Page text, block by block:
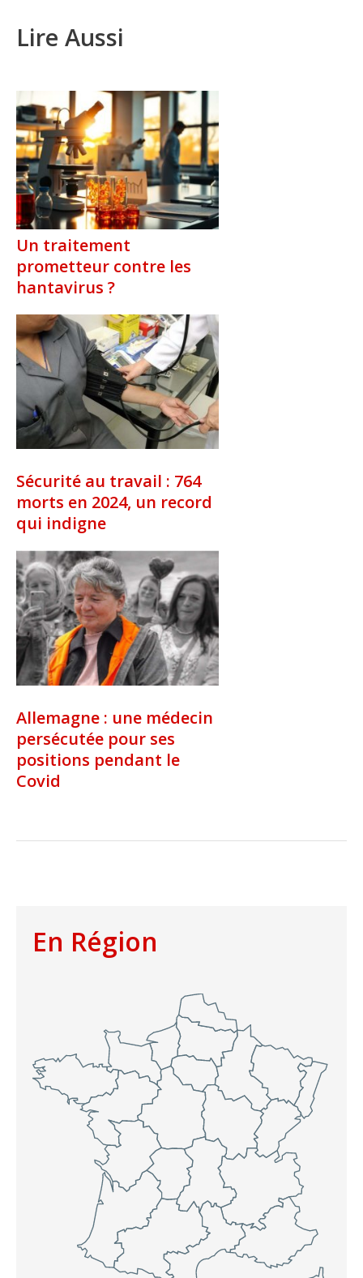
Lire Aussi
Un traitement
prometteur contre les
hantavirus ?
Sécurité au travail : 764
morts en 2024, un record
qui indigne
Allemagne : une médecin
persécutée pour ses
positions pendant le
Covid
En Région